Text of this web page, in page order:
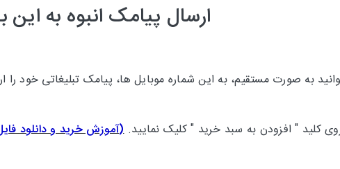
ارسال پیامک انبوه به
به صورت مستقیم، به این شماره موبایل ها، پیامک تبلیغاتی خود را
کلید " افزودن به سبد خرید " کلیک نمایید.(آموزش خرید و دانلود